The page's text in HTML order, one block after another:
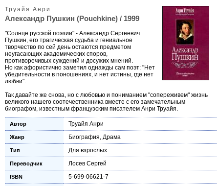
Труайя Анри
Александр Пушкин (Pouchkine) / 1999
"Солнце русской поэзии" - Александр Сергеевич
Пушкин, его трагическая судьба и гениальное
творчество по сей день остаются предметом
неугасающих академических споров,
противоречивых суждений и досужих мнений.
Но как афористично заметил однажды сам поэт: "Нет
убедительности в поношениях, и нет истины, где нет
любви".
Так давайте же снова, но с любовью и пониманием "сопереживем" жизнь
великого нашего соотечественника вместе с его замечательным
биографом, известным французским писателем Анри Труайя.
Автор Труайя Анри
Жанр Биография, Драма
Тип Для взрослых
Переводчик Лосев Сергей
ISBN 5-699-06621-7